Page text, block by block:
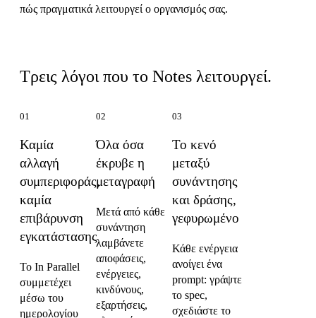
πώς πραγματικά λειτουργεί ο οργανισμός σας.
Τρεις λόγοι που το Notes λειτουργεί.
01
Καμία
αλλαγή
συμπεριφοράς,
καμία
επιβάρυνση
εγκατάστασης
Το In Parallel
συμμετέχει
μέσω του
ημερολογίου
02
Όλα όσα
έκρυβε η
μεταγραφή
Μετά από κάθε
συνάντηση
λαμβάνετε
αποφάσεις,
ενέργειες,
κινδύνους,
εξαρτήσεις,
03
Το κενό
μεταξύ
συνάντησης
και δράσης,
γεφυρωμένο
Κάθε ενέργεια
ανοίγει ένα
prompt: γράψτε
το spec,
σχεδιάστε το